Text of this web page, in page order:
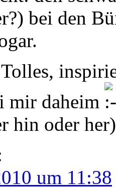
bei den
mir daheim
hin oder
um 11:38